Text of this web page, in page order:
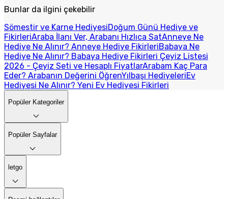
Bunlar da ilgini çekebilir
Sömestir ve Karne HediyesiDoğum Günü Hediye ve
FikirleriAraba İlanı Ver, Arabanı Hızlıca SatAnneye Ne
Hediye Ne Alınır? Anneye Hediye FikirleriBabaya Ne
Hediye Ne Alınır? Babaya Hediye Fikirleri Çeyiz Listesi
2026 - Çeyiz Seti ve Hesaplı FiyatlarArabam Kaç Para
Eder? Arabanın Değerini ÖğrenYılbaşı HediyeleriEv
Hediyesi Ne Alınır? Yeni Ev Hediyesi Fikirleri
Popüler Kategoriler
Popüler Sayfalar
letgo